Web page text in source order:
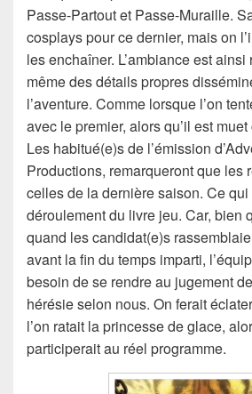
Passe-Partout et Passe-Muraille.
cosplays pour ce dernier, mais on
les enchaîner. L’ambiance est
même des détails propres
l’aventure. Comme lorsque l’on
avec le premier, alors qu’il est
Les habitué(e)s de l’émission
Productions, remarqueront que les
celles de la dernière saison. Ce
déroulement du livre jeu. Car, bien
quand les candidat(e)s
avant la fin du temps imparti,
besoin de se rendre au jugement
hérésie selon nous. On ferait
l’on ratait la princesse de glace,
participerait au réel programme.